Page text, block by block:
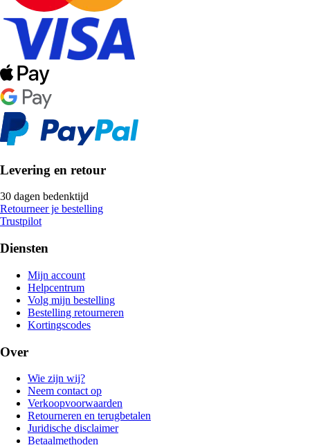
Levering en retour
30 dagen bedenktijd
Retourneer je bestelling
Trustpilot
Diensten
Mijn account
Helpcentrum
Volg mijn bestelling
Bestelling retourneren
Kortingscodes
Over
Wie zijn wij?
Neem contact op
Verkoopvoorwaarden
Retourneren en terugbetalen
Juridische disclaimer
Betaalmethoden